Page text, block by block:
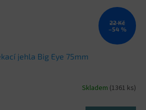
22 Kč
–54 %
jehla Big Eye 75mm
Skladem (1361 ks)